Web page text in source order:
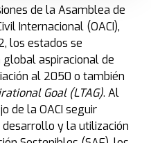
de la Asamblea de
Internacional (OACI),
los estados se
aspiracional de
al 2050 o también
Goal (LTAG). Al
de la OACI seguir
y la utilización